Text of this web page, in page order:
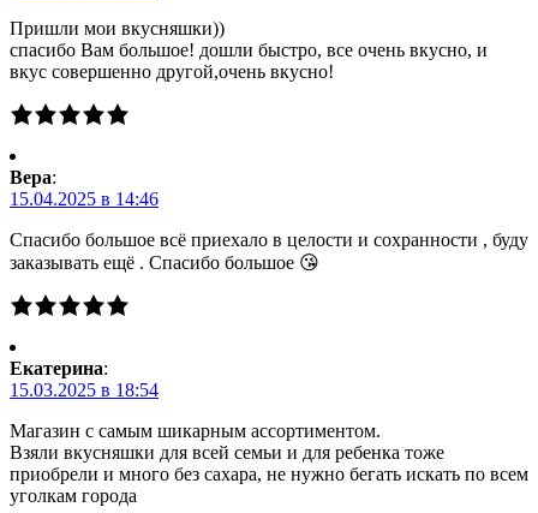
Пришли мои вкусняшки))
спасибо Вам большое! дошли быстро, все очень вкусно, и
вкус совершенно другой,очень вкусно!
Вера:
15.04.2025 в 14:46
Спасибо большое всё приехало в целости и сохранности , буду
заказывать ещё . Спасибо большое 😘
Екатерина:
15.03.2025 в 18:54
Магазин с самым шикарным ассортиментом.
Взяли вкусняшки для всей семьи и для ребенка тоже
приобрели и много без сахара, не нужно бегать искать по всем
уголкам города